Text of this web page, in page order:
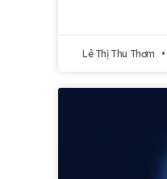
Lê Thị Thu Thơm